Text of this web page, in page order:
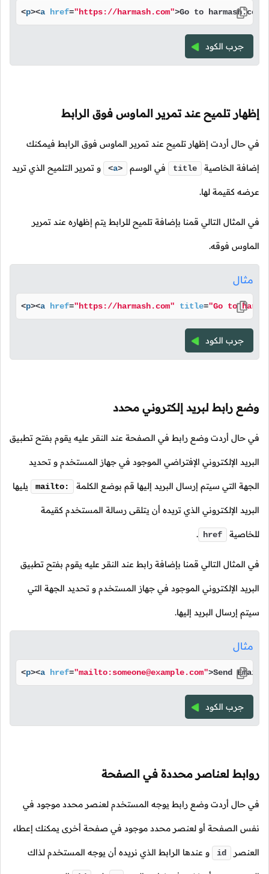
<p><a href="https://harmash.com">Go to harmash.com
جرب الكود
إظهار تلميح عند تمرير الماوس فوق الرابط
في حال أردت إظهار تلميح عند تمرير الماوس فوق الرابط فيمكنك
إضافة الخاصية title في الوسم <a> و تمرير التلميح الذي تريد
عرضه كقيمة لها.
في المثال التالي قمنا بإضافة تلميح للرابط يتم إظهاره عند تمرير
الماوس فوقه.
مثال
<p><a href="https://harmash.com" title="Go to
جرب الكود
وضع رابط لبريد إلكتروني محدد
في حال أردت وضع رابط في الصفحة عند النقر عليه يقوم بفتح تطبيق
البريد الإلكتروني الإفتراضي الموجود في جهاز المستخدم و تحديد
الجهة التي سيتم إرسال البريد إليها قم بوضع الكلمة mailto: يليها
البريد الإلكتروني الذي تريده أن يتلقى رسالة المستخدم كقيمة
للخاصية href
.
في المثال التالي قمنا بإضافة رابط عند النقر عليه يقوم بفتح تطبيق
البريد الإلكتروني الموجود في جهاز المستخدم و تحديد الجهة التي
سيتم إرسال البريد إليها.
مثال
<p><a href="mailto:someone@example.com">Send Email
جرب الكود
روابط لعناصر محددة في الصفحة
في حال أردت وضع رابط يوجه المستخدم لعنصر محدد موجود في
نفس الصفحة أو لعنصر محدد موجود في صفحة أخرى يمكنك إعطاء
العنصر id و عندها الرابط الذي نريده أن يوجه المستخدم لذاك